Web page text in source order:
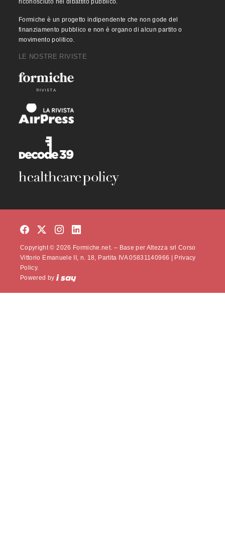
riconosciuto nel dibattito pubblico.
Formiche è un progetto indipendente che non gode del
finanziamento pubblico e non è organo di alcun partito o
movimento politico.
LE NOSTRE RIVISTE
Copyright © 2026 Formiche.net. – Base per Altezza srl Corso
Vittorio Emanuele II, n. 18, Partita IVA 05831140966 |
Privacy
Policy.
Powered by